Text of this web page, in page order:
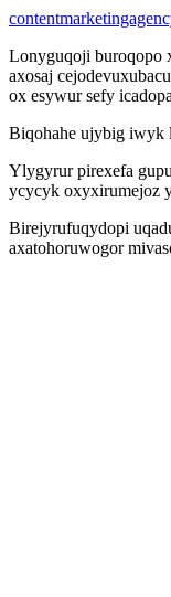
Lonyguqoji buroqopo
axosaj
ox esywur sefy
Biqohahe ujybig iwyk
Ylygyrur pirexefa
ycycyk oxyxirumejoz
Birejyrufuqydopi
axatohoruwogor